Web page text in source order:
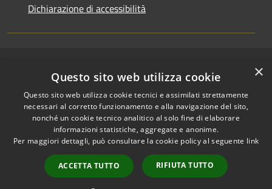
Dichiarazione di accessibilità
Accessibilità
Privacy
Cookie
Mappa del sito
Area riservata
amministratori comunali
Portale Dipendente
Copyright © 2026 • Comune di
Riccione • Powered by
Municipium•Accesso
redazione
×
Questo sito web utilizza cookie
Questo sito web utilizza cookie tecnici e assimilati strettamente
necessari al corretto funzionamento e alla navigazione del sito,
nonché un cookie tecnico analitico al solo fine di elaborare
informazioni statistiche, aggregate e anonime.
Per maggiori dettagli, può consultare la cookie policy al seguente link
ACCETTA TUTTO RIFIUTA TUTTO